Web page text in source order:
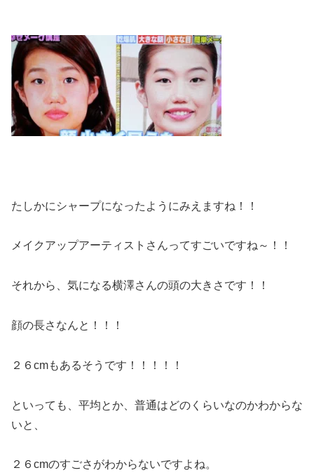
たしかにシャープになったようにみえますね！！
メイクアップアーティストさんってすごいですね～！！
それから、気になる横澤さんの頭の大きさです！！
顔の長さなんと！！！
２６cmもあるそうです！！！！！
といっても、平均とか、普通はどのくらいなのかわからな
いと、
２６cmのすごさがわからないですよね。